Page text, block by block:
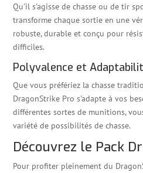
Qu'il s'agisse de chasse ou de tir
transforme chaque sortie en une
robuste, durable et conçu pour
difficiles.
Polyvalence et
Que vous préfériez la chasse
DragonStrike Pro s'adapte à vos
différentes sortes de munitions,
variété de possibilités de chasse.
Découvrez le Pack
Pour profiter pleinement du